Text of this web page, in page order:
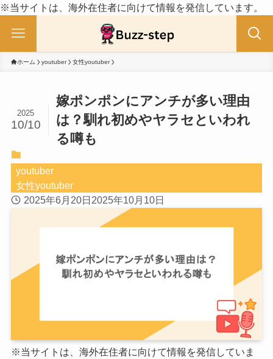
※当サイトは、海外在住者に向けて情報を発信しています。
ホーム youtuber 女性youtuber
嫁ポンポンにアンチが多い理由
は？馴れ初めやヤラセといわれ
る噂も
2025
10/10
youtuber
女性youtuber
2025年6月20日 2025年10月10日
※当サイトは、海外在住者に向けて情報を発信していま